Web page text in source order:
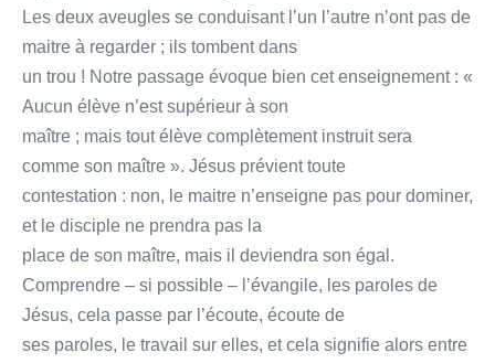
Les deux aveugles se conduisant l’un l’autre n’ont pas de
maitre à regarder ; ils tombent dans
un trou ! Notre passage évoque bien cet enseignement : «
Aucun élève n’est supérieur à son
maître ; mais tout élève complètement instruit sera
comme son maître ». Jésus prévient toute
contestation : non, le maitre n’enseigne pas pour dominer,
et le disciple ne prendra pas la
place de son maître, mais il deviendra son égal.
Comprendre – si possible – l’évangile, les paroles de
Jésus, cela passe par l’écoute, écoute de
ses paroles, le travail sur elles, et cela signifie alors entre